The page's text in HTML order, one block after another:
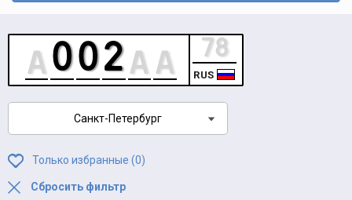
RUS
Санкт-Петербург
Только избранные (0)
Сбросить фильтр